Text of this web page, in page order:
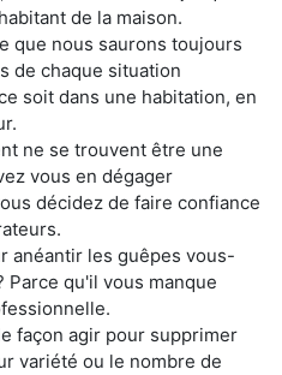
de la maison.
que nous saurons toujours
de chaque situation
soit dans une habitation, en
ne se trouvent être une
vous en dégager
décidez de faire confiance
anéantir les guêpes vous-
Parce qu'il vous manque
façon agir pour supprimer
variété ou le nombre de